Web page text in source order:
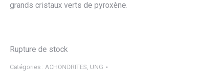
grands cristaux verts de pyroxène.
Rupture de stock
Catégories : ACHONDRITES, UNG